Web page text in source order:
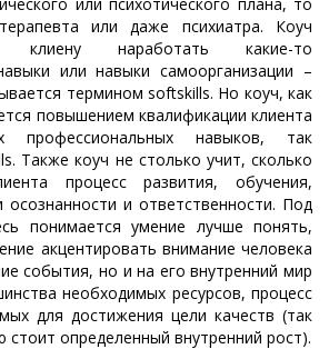
или даже психиатра. Коуч
наработать какие-то
или навыки самоорганизации –
термином softskills. Но коуч, как
повышением квалификации клиента
профессиональных навыков, так
Также коуч не столько учит, сколько
процесс развития, обучения,
осознанности и ответственности. Под
понимается умение лучше понять,
акцентировать внимание человека
события, но и на его внутренний мир
необходимых ресурсов, процесс
для достижения цели качеств (так
стоит определенный внутренний рост).